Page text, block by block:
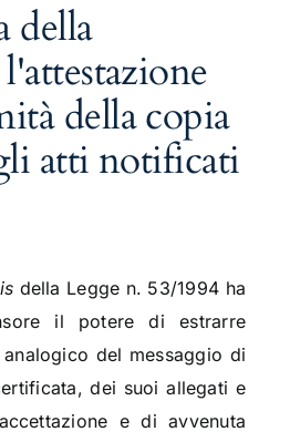
della
della copia
atti notificati
della Legge n. 53/1994 ha
il potere di estrarre
del messaggio di
dei suoi allegati e
e di avvenuta